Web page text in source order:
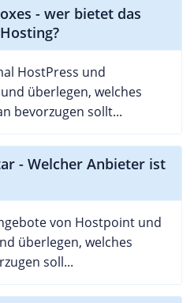
- wer bietet das
HostPress und
überlegen, welches
bevorzugen sollt...
- Welcher Anbieter ist
von Hostpoint und
überlegen, welches
soll...